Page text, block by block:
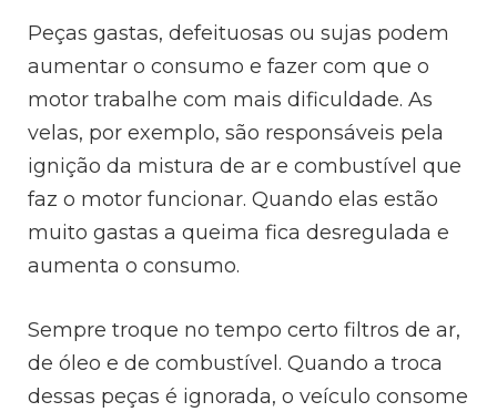
Peças gastas, defeituosas ou sujas podem
aumentar o consumo e fazer com que o
motor trabalhe com mais dificuldade. As
velas, por exemplo, são responsáveis pela
ignição da mistura de ar e combustível que
faz o motor funcionar. Quando elas estão
muito gastas a queima fica desregulada e
aumenta o consumo.
Sempre troque no tempo certo filtros de ar,
de óleo e de combustível. Quando a troca
dessas peças é ignorada, o veículo consome